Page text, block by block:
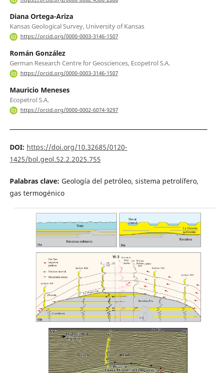
Diana Ortega-Ariza
Kansas Geological Survey, University of Kansas
https://orcid.org/0000-0003-3146-1507
Román González
German Research Centre for Geosciences, Ecopetrol S.A.
https://orcid.org/0000-0003-3146-1507
Mauricio Meneses
Ecopetrol S.A.
https://orcid.org/0000-0002-6074-9297
DOI: https://doi.org/10.32685/0120-
1425/bol.geol.52.2.2025.755
Palabras clave: Geología del petróleo, sistema petrolífero,
gas termogénico